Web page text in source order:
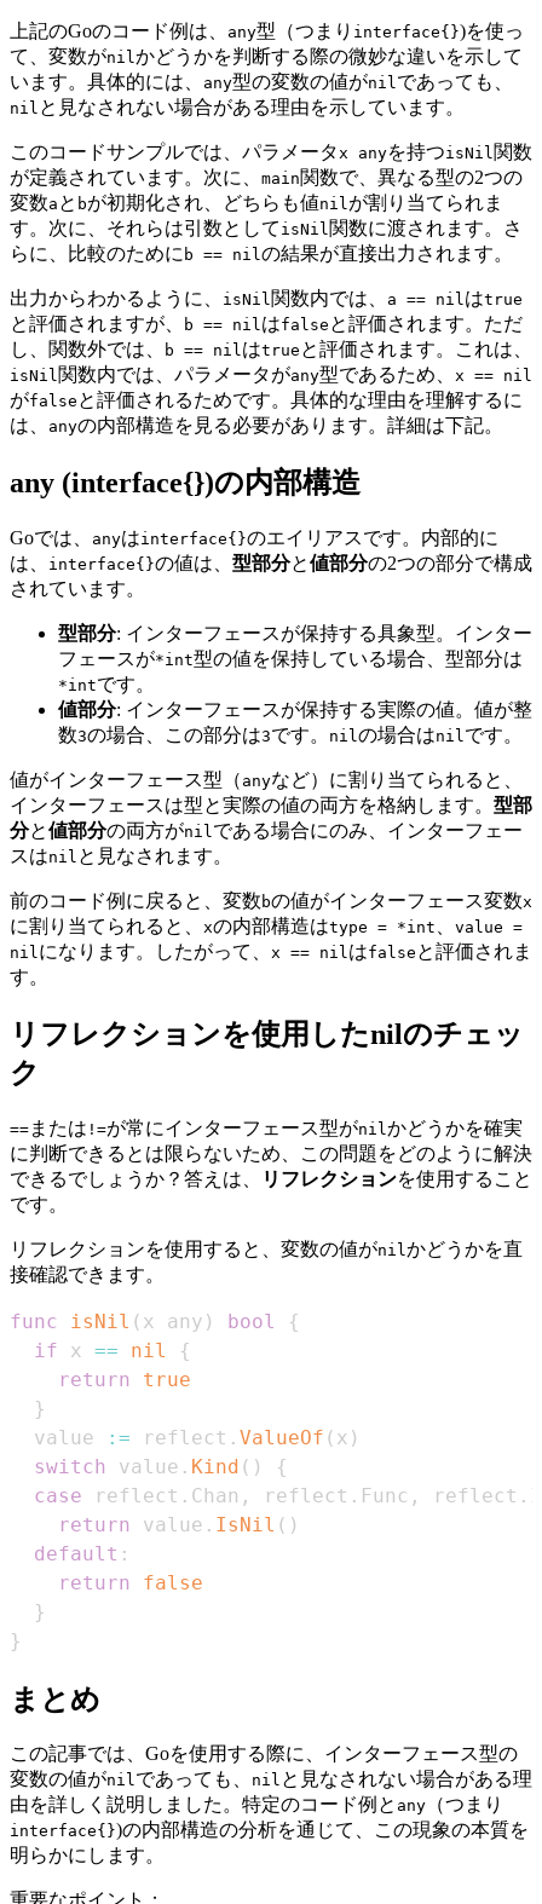
上記のGoのコード例は、 any型（つまり interface{})を使っ
て、変数がnilかどうかを判断する際の微妙な違いを示して
います。具体的には、
any型の変数の値がnilであっても、
nil と見なされない場合がある理由を示しています。
このコードサンプルでは、パラメータx anyを持つisNil関数
が定義されています。次に、 main関数で、異なる型の2つの
変数a と bが初期化され、どちらも値nilが割り当てられま
す。次に、それらは引数として isNil関数に渡されます。さ
らに、比較のために b == nilの結果が直接出力されます。
出力からわかるように、 isNil関数内では、 a == nilはtrue
と評価されますが、 b == nilはfalse と評価されます。ただ
し、関数外では、
b == nilはtrue と評価されます。これは、
isNil関数内では、パラメータがany型であるため、 x == nil
がfalse と評価されるためです。具体的な理由を理解するに
は、
anyの内部構造を見る必要があります。詳細は下記。
any (interface{})の内部構造
Goでは、 anyはinterface{}のエイリアスです。内部的に
は、
interface{}の値は、 型部分と値部分の2つの部分で構成
されています。
型部分: インターフェースが保持する具象型。インター
フェースが*int型の値を保持している場合、型部分は
*intです。
値部分: インターフェースが保持する実際の値。値が整
数3の場合、この部分は3です。 nil の場合はnil です。
値がインターフェース型（ anyなど）に割り当てられると、
インターフェースは型と実際の値の両方を格納します。 型部
分と値部分の両方がnil である場合にのみ、インターフェー
スはnil と見なされます。
前のコード例に戻ると、変数 bの値がインターフェース変数x
に割り当てられると、 xの内部構造はtype = *int
value =
nil になります。したがって、 x == nil はfalse と評価されま
す。
リフレクションを使用したnilのチェッ
ク
== または !=が常にインターフェース型がnil かどうかを確実
に判断できるとは限らないため、この問題をどのように解決
できるでしょうか？答えは、
リフレクションを使用すること
です。
リフレクションを使用すると、変数の値がnil かどうかを直
接確認できます。
func isNil ( x any ) bool
{
if x == nil
{
return
true
}
  value
:= reflect . ValueOf ( x )
switch
value . Kind ( )
{
case reflect . Chan , reflect . Func , reflect .
return
value . IsNil ( )
default :
return
false
}
}
まとめ
この記事では、Goを使用する際に、インターフェース型の
変数の値がnilであっても、 nil と見なされない場合がある理
由を詳しく説明しました。特定のコード例と any （つまり
interface{})の内部構造の分析を通じて、この現象の本質を
明らかにします。